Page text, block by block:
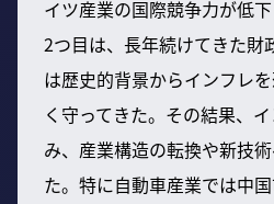
イツ産業の国際競争力が低下
2つ目は、長年続けてきた財
は歴史的背景からインフレ
く守ってきた。その結果、
み、産業構造の転換や新技
た。特に自動車産業では中